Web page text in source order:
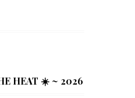
HEAT ☀️ ~ 2026